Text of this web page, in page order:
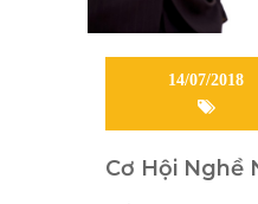
14/07/2018
Cơ Hội Nghề